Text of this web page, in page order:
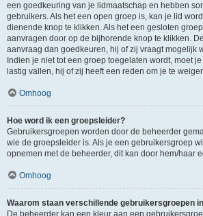
een goedkeuring van je lidmaatschap en hebben
gebruikers. Als het een open groep is, kan je lid
dienende knop te klikken. Als het een gesloten
aanvragen door op de bijhorende knop te klikken.
aanvraag dan goedkeuren, hij of zij vraagt mogelijk
Indien je niet tot een groep toegelaten wordt, moet
lastig vallen, hij of zij heeft een reden om je te
Omhoog
Hoe word ik een groepsleider?
Gebruikersgroepen worden door de beheerder
wie de groepsleider is. Als je een gebruikersgroep
opnemen met de beheerder, dit kan door hem/haar
Omhoog
Waarom staan verschillende gebruikersgroepen
De beheerder kan een kleur aan een